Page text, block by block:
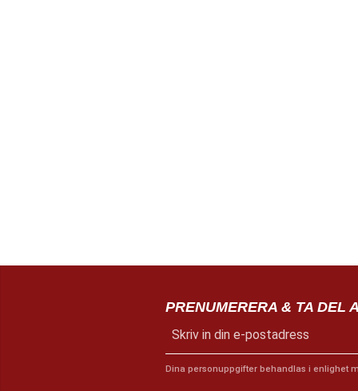
PRENUMERERA & TA DEL
Dina personuppgifter behandlas i enlighet